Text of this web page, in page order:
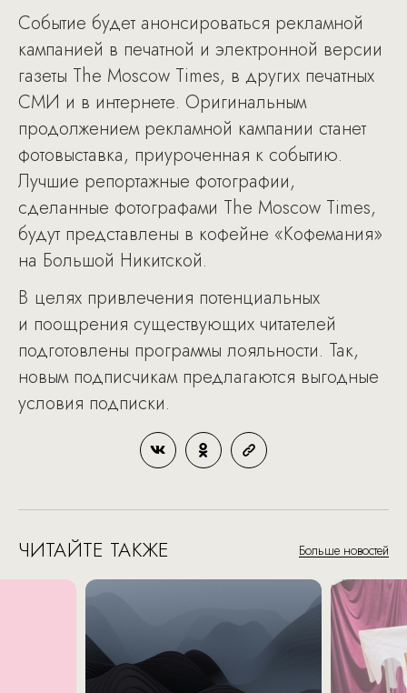
Событие будет анонсироваться рекламной
кампанией в печатной и электронной версии
газеты The Moscow Times, в других печатных
СМИ и в интернете. Оригинальным
продолжением рекламной кампании станет
фотовыставка, приуроченная к событию.
Лучшие репортажные фотографии,
сделанные фотографами The Moscow Times,
будут представлены в кофейне «Кофемания»
на Большой Никитской.
В целях привлечения потенциальных
и поощрения существующих читателей
подготовлены программы лояльности. Так,
новым подписчикам предлагаются выгодные
условия подписки.
ЧИТАЙТЕ ТАКЖЕ Больше новостей